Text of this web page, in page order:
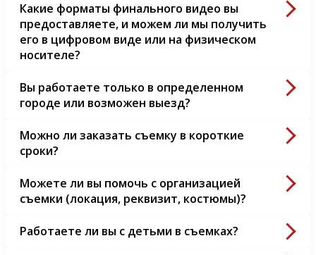
Какие форматы финального видео вы
предоставляете, и можем ли мы получить
его в цифровом виде или на физическом
носителе?
Вы работаете только в определенном
городе или возможен выезд?
Можно ли заказать съемку в короткие
сроки?
Можете ли вы помочь с организацией
съемки (локация, реквизит, костюмы)?
Работаете ли вы с детьми в съемках?